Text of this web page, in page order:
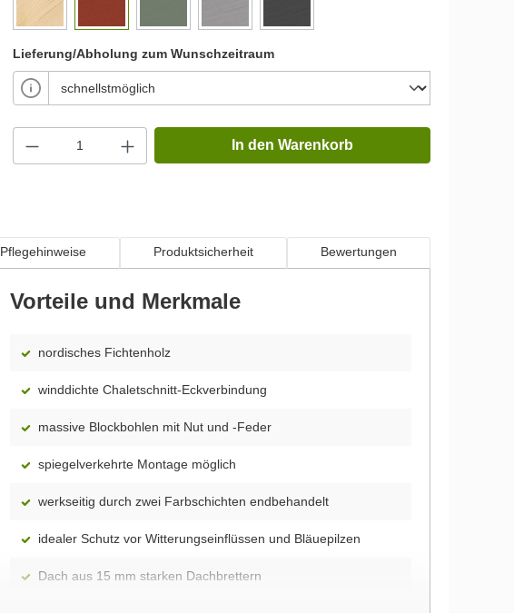
Lieferung/Abholung zum Wunschzeitraum
In den Warenkorb
Pflegehinweise Produktsicherheit Bewertungen
Vorteile und Merkmale
nordisches Fichtenholz
winddichte Chaletschnitt-Eckverbindung
massive Blockbohlen mit Nut und -Feder
spiegelverkehrte Montage möglich
werkseitig durch zwei Farbschichten endbehandelt
idealer Schutz vor Witterungseinflüssen und Bläuepilzen
Dach aus 15 mm starken Dachbrettern